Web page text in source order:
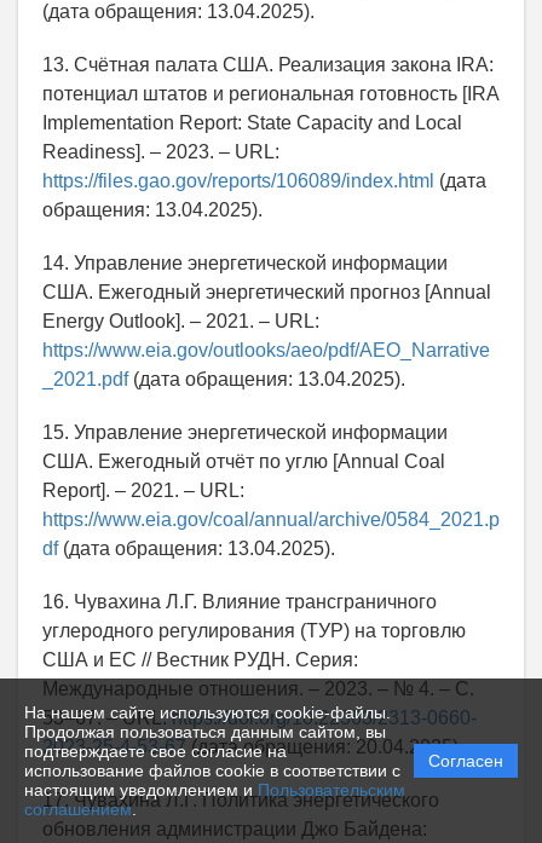
На нашем сайте используются cookie-файлы.
Продолжая пользоваться данным сайтом, вы
подтверждаете свое согласие на
использование файлов cookie в соответствии с
настоящим уведомлением и Пользовательским
соглашением.
Согласен
(дата обращения: 13.04.2025).
13. Счётная палата США. Реализация закона IRA:
потенциал штатов и региональная готовность [IRA
Implementation Report: State Capacity and Local
Readiness]. – 2023. – URL:
https://files.gao.gov/reports/106089/index.html (дата
обращения: 13.04.2025).
14. Управление энергетической информации
США. Ежегодный энергетический прогноз [Annual
Energy Outlook]. – 2021. – URL:
https://www.eia.gov/outlooks/aeo/pdf/AEO_Narrative
_2021.pdf(дата обращения: 13.04.2025).
15. Управление энергетической информации
США. Ежегодный отчёт по углю [Annual Coal
Report]. – 2021. – URL:
https://www.eia.gov/coal/annual/archive/0584_2021.p
df(дата обращения: 13.04.2025).
16. Чувахина Л.Г. Влияние трансграничного
углеродного регулирования (ТУР) на торговлю
США и ЕС // Вестник РУДН. Серия:
Международные отношения. – 2023. – № 4. – С.
53–67. – URL:https://doi.org/10.22363/2313-0660-
2023-25-4-53-67 (дата обращения: 20.04.2025).
17. Чувахина Л.Г. Политика энергетического
обновления администрации Джо Байдена: